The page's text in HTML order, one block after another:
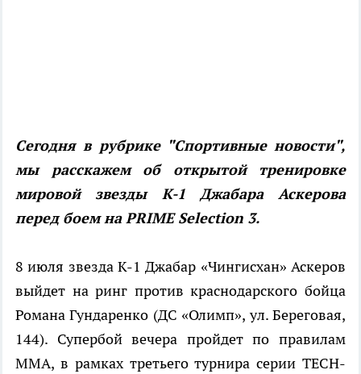
Сегодня в рубрике "Спортивные новости",
мы расскажем об открытой тренировке
мировой звезды К-1 Джабара Аскерова
перед боем на PRIME Selection 3.
8 июля звезда К-1 Джабар «Чингисхан» Аскеров
выйдет на ринг против краснодарского бойца
Романа Гундаренко (ДС «Олимп», ул. Береговая,
144). Супербой вечера пройдет по правилам
MMA, в рамках третьего турнира серии TECH-